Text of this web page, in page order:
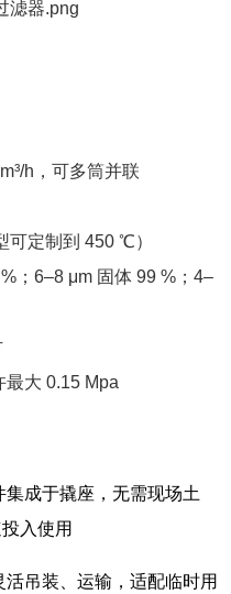
h，可多筒并联
定制到 450 ℃）
；6–8 μm 固体 99 %；4–
最大 0.15 Mpa
成于撬座，无需现场土
入使用
吊装、运输，适配临时用